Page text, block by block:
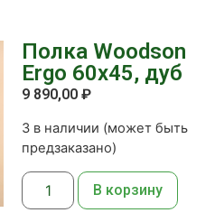
Полка Woodson
Ergo 60х45, дуб
9 890,00 ₽
3 в наличии (может быть
предзаказано)
В корзину